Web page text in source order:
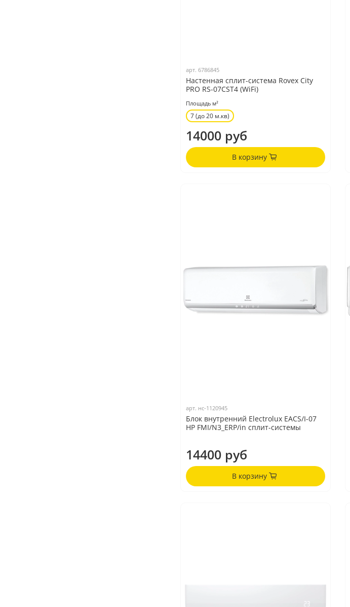
арт. 6786845
Настенная сплит-система Rovex City
PRO RS-07CST4 (WiFi)
Площадь м²
7 (до 20 м.кв)
14000 руб
В корзину
арт. нс-1120945
Блок внутренний Electrolux EACS/I-07
HP FMI/N3_ERP/in сплит-системы
14400 руб
В корзину